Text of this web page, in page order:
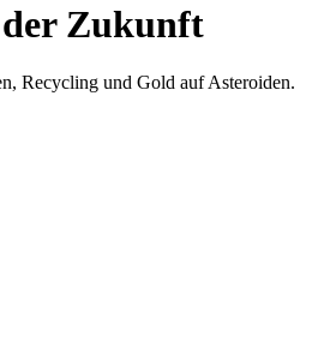
Zukunft
Recycling und Gold auf Asteroiden.